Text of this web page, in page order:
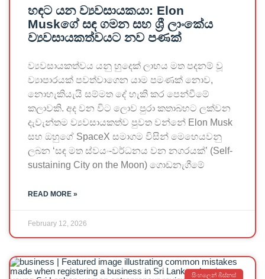
හඳට යන ව්‍යවසායකයා: Elon
Muskගේ සඳ ගමන සහ ශ්‍රී ලාංකේය
ව්‍යවසායකත්වයට නව පණක්
ව්‍යවසායකත්වය යනු හුදෙක් ලාභය මත පදනම් වූ
ව්‍යාපාරයක් පවත්වාගෙන යාම පමණක් නොව,
නොහැකියැයි සම්මත දේ හැකි කර පෙන්වීමේ
කලාවකි. අද වන විට ලොව පුරා කතාබහට ලක්වන
දැවැන්තම ව්‍යවසායකත්ව පුවත වන්නේ Elon Musk
සහ ඔහුගේ SpaceX සමාගම විසින් මෙහෙයවනු
ලබන ‘සඳ මත ස්වයං-වර්ධනය වන නගරයක්’ (Self-
sustaining City on the Moon) ගොඩනැගීමේ
READ MORE »
February 12, 2026
සිංහලෙන් බිස්නස්